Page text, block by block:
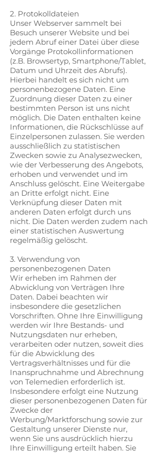
2. Protokolldateien
Unser Webserver sammelt bei
Besuch unserer Website und bei
jedem Abruf einer Datei über diese
Vorgänge Protokollinformationen
(z.B. Browsertyp, Smartphone/Tablet,
Datum und Uhrzeit des Abrufs).
Hierbei handelt es sich nicht um
personenbezogene Daten. Eine
Zuordnung dieser Daten zu einer
bestimmten Person ist uns nicht
möglich. Die Daten enthalten keine
Informationen, die Rückschlüsse auf
Einzelpersonen zulassen. Sie werden
ausschließlich zu statistischen
Zwecken sowie zu Analysezwecken,
wie der Verbesserung des Angebots,
erhoben und verwendet und im
Anschluss gelöscht. Eine Weitergabe
an Dritte erfolgt nicht. Eine
Verknüpfung dieser Daten mit
anderen Daten erfolgt durch uns
nicht. Die Daten werden zudem nach
einer statistischen Auswertung
regelmäßig gelöscht.
3. Verwendung von
personenbezogenen Daten
Wir erheben im Rahmen der
Abwicklung von Verträgen Ihre
Daten. Dabei beachten wir
insbesondere die gesetzlichen
Vorschriften. Ohne Ihre Einwilligung
werden wir Ihre Bestands- und
Nutzungsdaten nur erheben,
verarbeiten oder nutzen, soweit dies
für die Abwicklung des
Vertragsverhältnisses und für die
Inanspruchnahme und Abrechnung
von Telemedien erforderlich ist.
Insbesondere erfolgt eine Nutzung
dieser personenbezogenen Daten für
Zwecke der
Werbung/Marktforschung sowie zur
Gestaltung unserer Dienste nur,
wenn Sie uns ausdrücklich hierzu
Ihre Einwilligung erteilt haben. Sie